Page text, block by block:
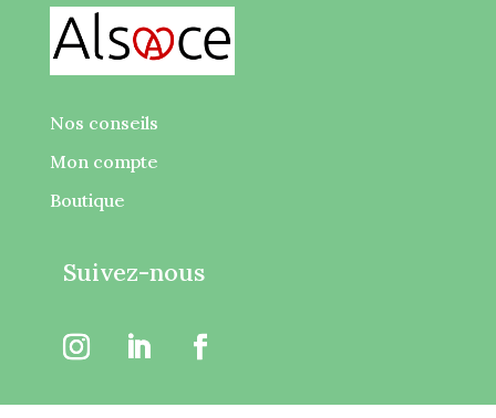
Nos conseils
Mon compte
Boutique
Suivez-nous